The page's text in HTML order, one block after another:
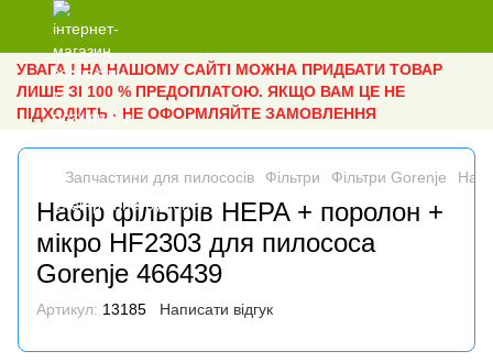
УВАГА ! НА НАШОМУ САЙТІ МОЖНА ПРИДБАТИ ТОВАР
ЛИШЕ ЗІ 100 % ПРЕДОПЛАТОЮ. ЯКЩО ВАМ ЦЕ НЕ
ПІДХОДИТЬ - НЕ ОФОРМЛЯЙТЕ ЗАМОВЛЕННЯ
Запчастини для пилососів Фільтри Фільтри Gorenje
Набір фільтрів HEPA + поролон +
мікро HF2303 для пилососа
Gorenje 466439
Артикул: 13185 Написати відгук